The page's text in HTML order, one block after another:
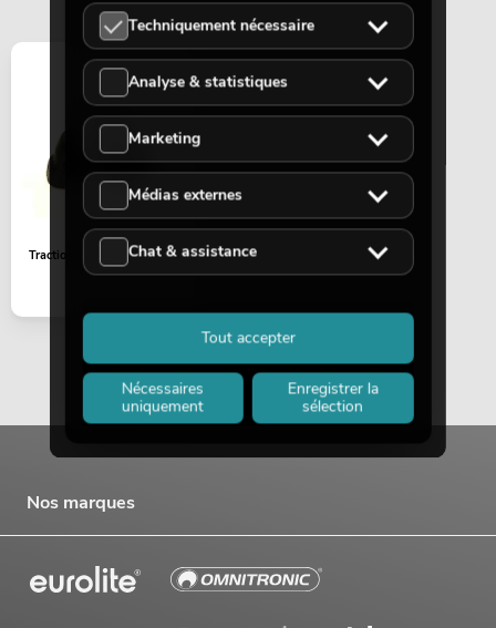
EUROLITE Jeu de lumières FX LED KLS
Laser Bar + pied d'enceinte M-4
No. 20000451
Le stock suffit pour env. 12 semaines.
419,00€
EUROLITE Jeu de lumières FX LED KLS
No. 20000452
Le stock suffit pour env. 12 semaines.
Traction relief 9mm
Nos marques
Techniquement nécessaire
Analyse & statistiques
Marketing
Médias externes
Chat & assistance
Nécessaires
uniquement
Enregistrer la
sélection
Tout accepter